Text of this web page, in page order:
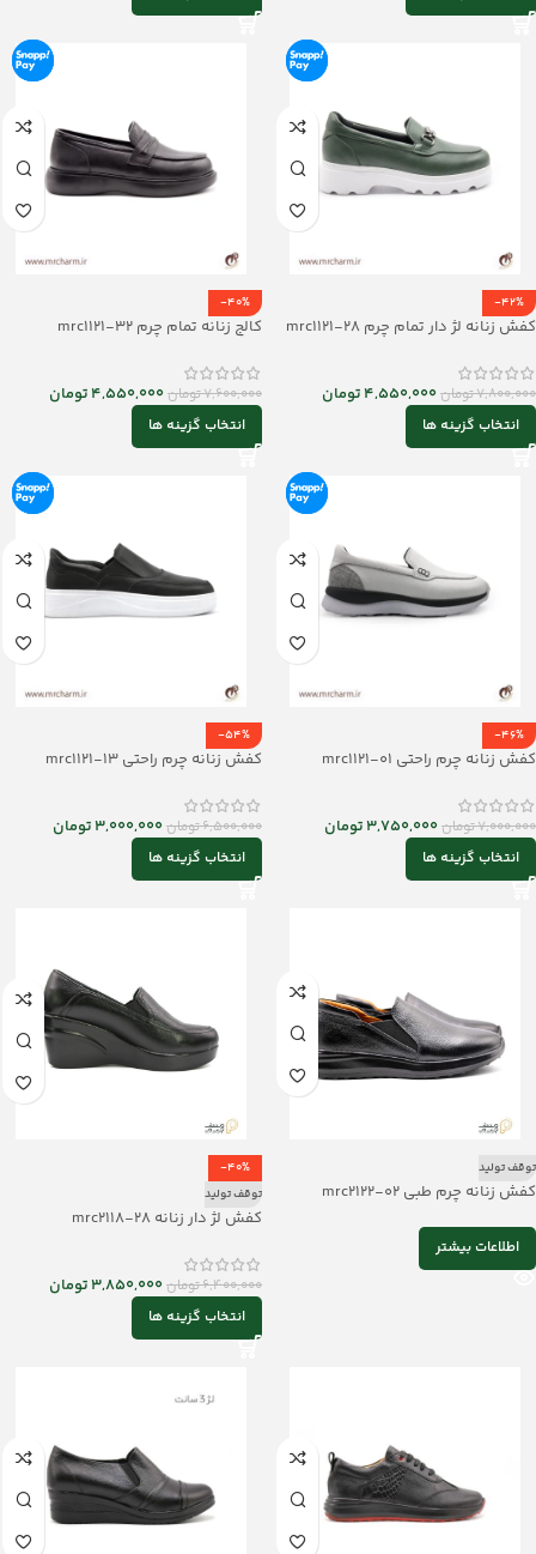
-42%
کفش زنانه لژ دار تمام چرم mrc1121-28
7,800,000تومان4,550,000تومان
انتخاب گزینه ها
-40%
کالج زنانه تمام چرم mrc1121-32
7,600,000تومان4,550,000تومان
انتخاب گزینه ها
-46%
کفش زنانه چرم راحتی mrc1121-01
7,000,000تومان3,750,000تومان
انتخاب گزینه ها
-54%
کفش زنانه چرم راحتی mrc1121-13
6,500,000تومان3,000,000تومان
انتخاب گزینه ها
توقف تولید
کفش زنانه چرم طبی mrc2122-02
اطلاعات بیشتر
-40%
توقف تولید
کفش لژ دار زنانه mrc2118-28
6,400,000تومان3,850,000تومان
انتخاب گزینه ها